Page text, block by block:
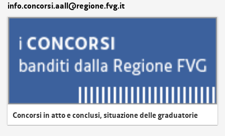
info.concorsi.aall@regione.fvg.it
Concorsi in atto e conclusi, situazione delle graduatorie